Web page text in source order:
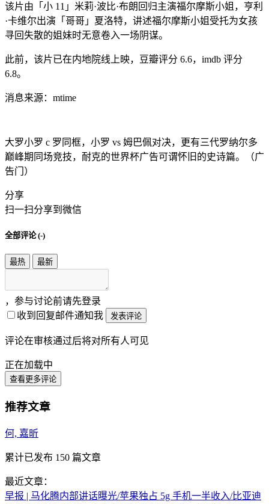
该片由「小 11」米莉·波比·布朗回归主演福尔摩斯小姐，亨利
·卡维尔出演「哥哥」夏洛特，讲述福尔摩斯小姐受托为女孩
寻回失散的姐妹时无意卷入一场阴谋。
此前，该片已在内地院线上映，豆瓣评分 6.6，imdb 评分
6.8。
消息来源：mtime
大罗小罗 c 罗同框，小罗 vs 姆巴佩对决，更有三代罗纳尔多
巅峰期同场竞技，耐克的世界杯广告可谓怀旧的史诗篇。（广
告门）
分享
扫一扫分享到微信
全部评论 (-)
最热 最新
，参与讨论前请先登录
收到回复邮件通知我
发表评论
评论在审核通过后将对所有人可见
正在加载中
查看更多评论
推荐文章
何, 嘉昕
累计已发布 150 篇文章
最近文章：
早报 | 马化腾内部讲话曝光/苹果独占 5g 手机一半收入/比亚迪